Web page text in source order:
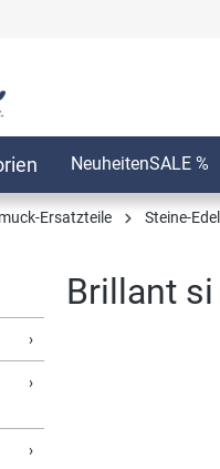
springen
NeuheitenSALE %
Ersatzteile Steine-
Brillant